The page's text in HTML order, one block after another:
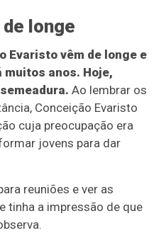
longe
Evaristo vêm de longe e
muitos anos. Hoje,
Ao lembrar os
Conceição Evaristo
cuja preocupação era
jovens para dar
reuniões e ver as
tinha a impressão de que